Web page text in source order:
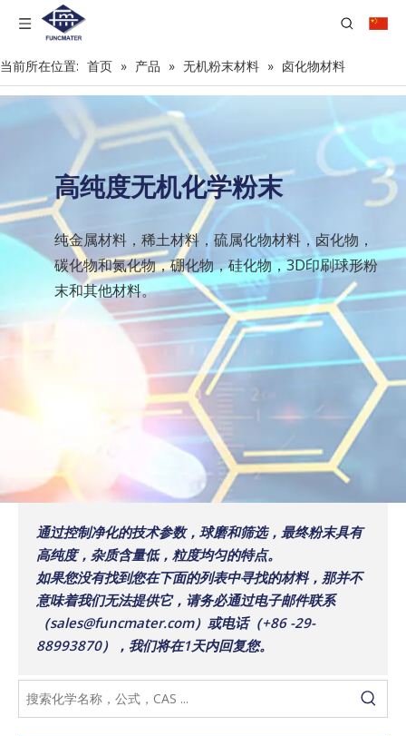
当前所在位置: 首页 » 产品 » 无机粉末材料 » 卤化物材料
高纯度无机化学粉末
纯金属材料，稀土材料，硫属化物材料，卤化物，
碳化物和氮化物，硼化物，硅化物，3D印刷球形粉
末和其他材料。
通过控制净化的技术参数，球磨和筛选，最终粉末具有
高纯度，杂质含量低，粒度均匀的特点。
如果您没有找到您在下面的列表中寻找的材料，那并不
意味着我们无法提供它，请务必通过电子邮件联系
（sales@funcmater.com）或电话（+86 -29-
88993870），我们将在1天内回复您。